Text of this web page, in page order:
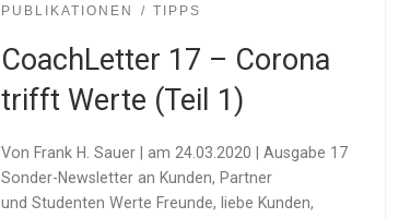
PUBLIKATIONEN TIPPS
CoachLetter 17 – Corona
trifft Werte (Teil 1)
Von Frank H. Sauer | am 24.03.2020 | Ausgabe 17
Sonder-Newsletter an Kunden, Partner
und Studenten Werte Freunde, liebe Kunden,